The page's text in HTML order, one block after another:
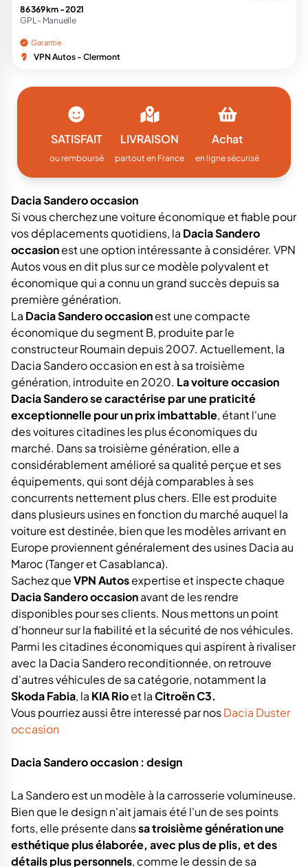
86 369 km -2021
GPL - Manuelle
Garantie
VPN Autos - Clermont
SATISFAIT
ou remboursé
LIVRAISON
partout en France
Achat
en ligne sécurisé
Dacia Sandero occasion
Si vous cherchez une voiture économique et fiable pour
vos déplacements quotidiens, la Dacia Sandero
occasionest une option intéressante à considérer. VPN
Autos vous en dit plus sur ce modèle polyvalent et
économique qui a connu un grand succès depuis sa
première génération.
La Dacia Sandero occasionest une compacte
économique du segment B, produite par le
constructeur Roumain depuis 2007. Actuellement, la
Dacia Sandero occasion en est à sa troisième
génération, introduite en 2020. La voiture occasion
Dacia Sandero se caractérise par une praticité
exceptionnelle pour un prix imbattable, étant l'une
des voitures citadines les plus économiques du
marché. Dans sa troisième génération, elle a
considérablement amélioré sa qualité perçue et ses
équipements, qui sont déjà comparables à ses
concurrents nettement plus chers. Elle est produite
dans plusieurs usines en fonction du marché auquel la
voiture est destinée, bien que les modèles arrivant en
Europe proviennent généralement des usines Dacia au
Maroc (Tanger et Casablanca).
Sachez queVPN Autosexpertise et inspecte chaque
Dacia Sandero occasionavant de les rendre
disponibles pour ses clients. Nous mettons un point
d'honneur sur la fiabilité et la sécurité de nos véhicules.
Parmi les citadines économiques qui aspirent à rivaliser
avec la Dacia Sandero reconditionnée, on retrouve
d'autres véhicules de sa catégorie, notamment la
Skoda Fabia, la KIA Rioet laCitroën C3.
Vous pourriez aussi être interessé par nosDacia Duster
occasion
Dacia Sandero occasion : design
La Sandero est un modèle à la carrosserie volumineuse.
Bien que le design n'ait jamais été l'un de ses points
forts, elle présente danssa troisième génération une
esthétique plus élaborée, avec plus de plis, et des
détails plus personnels, comme le dessin de sa